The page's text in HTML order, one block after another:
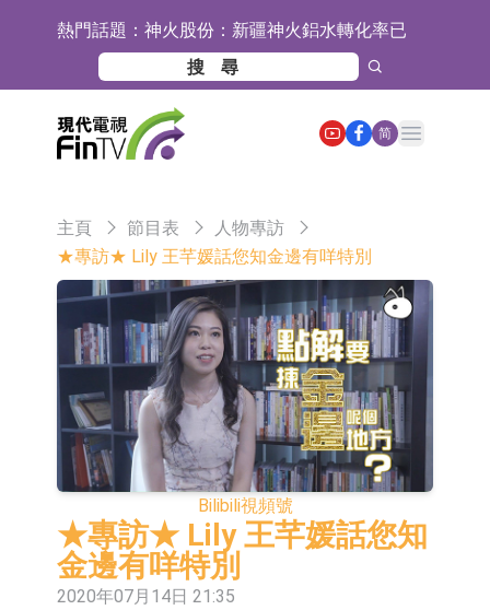
熱門話題： 神火股份：新疆神火鋁水轉化率已
【異動股】焦炭Ⅲ板塊下挫，陝西黑
貓(601015.CN)跌8.38%
【異動股】醫療研發外包板塊拉升，
畢得醫藥(688073.CN)漲20.01%
中遠海科：與中遠海運國際(香港)有
速及國內晶圓廠擴產 公司泛半導體全
產品線新簽訂單向好
【異動股】港股跌幅榜前十，智傲控
股(08282.HK)跌16.39%，中國智能健
康(00348.HK)跌14.81%
【異動股】港股漲幅榜前十，帝國科
技集團股權(02993.HK)漲+140.00%，
拿森科技(02261.HK)漲+77.54%
深交所：鑫元中證電池主題交易型開
放式指數證券投資基金8月12日上市
交易
通天酒業(00389.HK)停牌
深交所：晶合集成(02249.HK)獲調入
港股通標的證券名單
和光智成完成天使輪數千萬融資
10年期港元特區政府機構債券將於
2026年8月12日透過重開進行投標
5年期港元特區政府機構債券將於
2026年8月12日透過重開進行投標
1年期港元隔夜平均指數掛鉤債券將
简
Open main menu
主頁 節目表
人物專訪
★專訪★ Lily 王芊媛話您知金邊有咩特別
Bilibili視頻號
★專訪★ Lily 王芊媛話您知
金邊有咩特別
2020年07月14日 21:35